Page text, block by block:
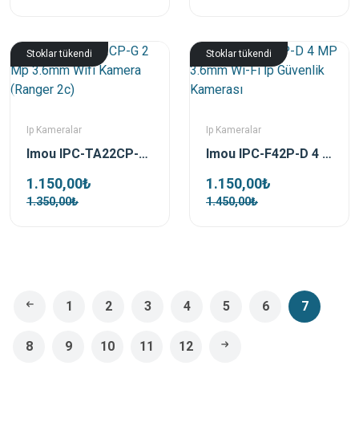
Stoklar tükendi
Ip Kameralar
Imou IPC-TA22CP-G 2 Mp 3.6mm Wifi Kamera (Ranger 2c)
1.150,00₺
1.350,00₺
Stoklar tükendi
Ip Kameralar
Imou IPC-F42P-D 4 MP 3.6mm Wi-Fi İp Güvenlik Kamerası
1.150,00₺
1.450,00₺
1 2 3 4 5 6 7
8 9 10 11 12